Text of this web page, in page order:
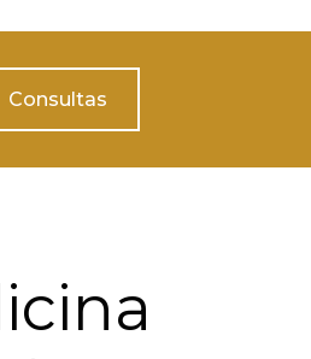
Consultas